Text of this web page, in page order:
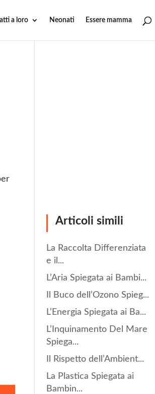
a loro Neonati Essere mamma
Articoli simili
La Raccolta Differenziata
e il...
L’Aria Spiegata ai Bambi...
Il Buco dell’Ozono Spieg...
L’Energia Spiegata ai Ba...
L’Inquinamento Del Mare
Spiega...
Il Rispetto dell’Ambient...
La Plastica Spiegata ai
Bambin...